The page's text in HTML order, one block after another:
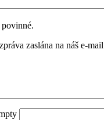
zaslána na náš e-